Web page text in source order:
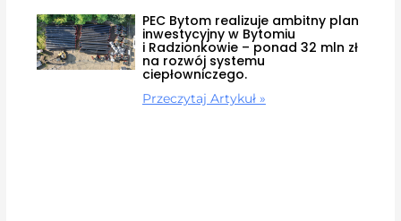
PEC Bytom realizuje ambitny plan
inwestycyjny w Bytomiu
i Radzionkowie – ponad 32 mln zł
na rozwój systemu
ciepłowniczego.
Przeczytaj Artykuł »